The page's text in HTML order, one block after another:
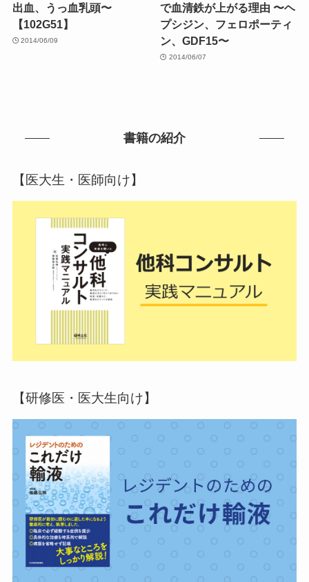
出血、うっ血乳頭〜
【102G51】
2014/06/09
で血清鉄が上がる理由 〜ヘ
プシジン、フェロポーティ
ン、GDF15〜
2014/06/07
書籍の紹介
【医大生・医師向け】
【研修医・医大生向け】